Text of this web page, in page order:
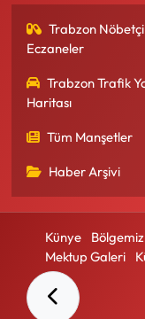
Trabzon Nöbetçi
Eczaneler
Trabzon Trafik
Haritası
Tüm Manşetler
Haber Arşivi
Künye Bölgemiz
Mektup Galeri